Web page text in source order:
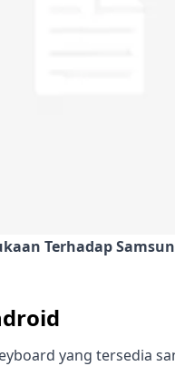
Terhadap
yang tersedia